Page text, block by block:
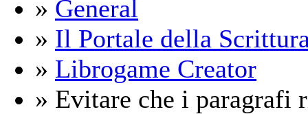
» General
» Il Portale della
» Librogame Creator
» Evitare che i paragrafi